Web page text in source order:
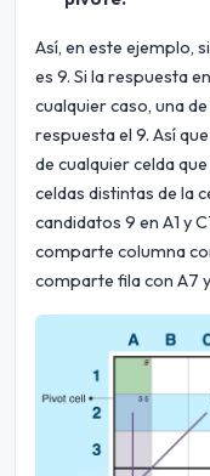
Así, en este ejemplo,
es 9. Si la respuesta
cualquier caso, una
respuesta el 9. Así
de cualquier celda
celdas distintas de la
candidatos 9 en A1 y
comparte columna
comparte fila con A7